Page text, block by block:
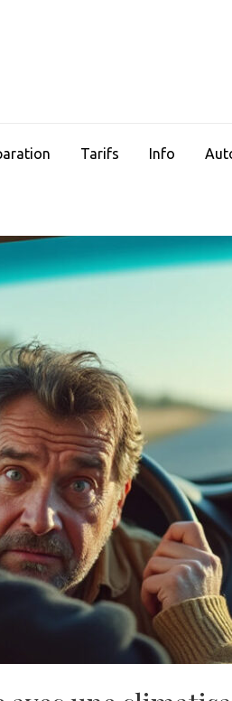
Tarifs Info